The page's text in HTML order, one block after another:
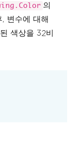
의
변수에 대해
색상을 32비